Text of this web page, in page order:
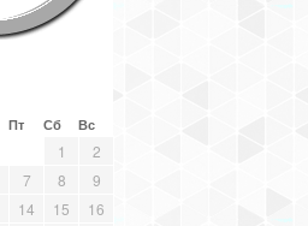
Пт Сб Вс
1
2
7 8
9
14 15
16